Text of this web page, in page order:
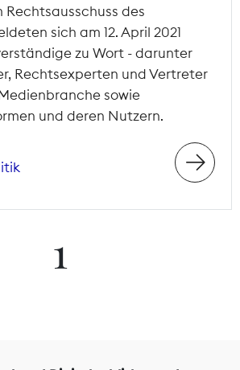
des
sich am 12. April 2021
zu Wort - darunter
Rechtsexperten und Vertreter
sowie
und deren Nutzern.
1